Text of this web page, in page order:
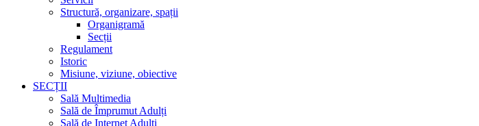
Structură, organizare, spații
Organigramă
Secții
Regulament
Istoric
Misiune, viziune, obiective
SECȚII
Sală Multimedia
Sală de Împrumut Adulți
Sală de Internet Adulți